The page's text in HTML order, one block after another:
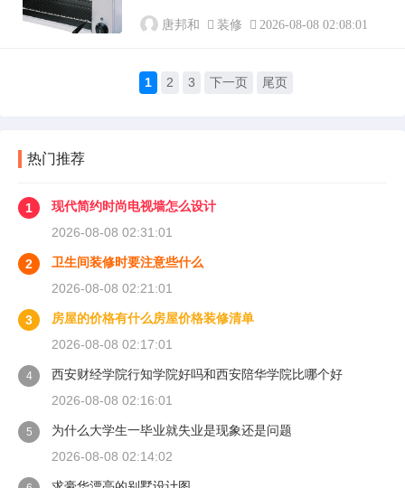
唐邦和 装修 2026-08-08 02:08:01
1 2 3 下一页 尾页
热门推荐
1
现代简约时尚电视墙怎么设计
2026-08-08 02:31:01
2
卫生间装修时要注意些什么
2026-08-08 02:21:01
3
房屋的价格有什么房屋价格装修清单
2026-08-08 02:17:01
4
西安财经学院行知学院好吗和西安陪华学院比哪个好
2026-08-08 02:16:01
5
为什么大学生一毕业就失业是现象还是问题
2026-08-08 02:14:02